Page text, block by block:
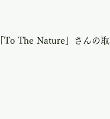
To The Nature」さんの取